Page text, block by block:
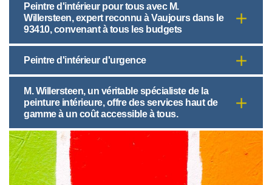
Peintre d'intérieur pour tous avec M.
Willersteen, expert reconnu à Vaujours dans le
93410, convenant à tous les budgets
Peintre d'intérieur d'urgence
M. Willersteen, un véritable spécialiste de la
peinture intérieure, offre des services haut de
gamme à un coût accessible à tous.